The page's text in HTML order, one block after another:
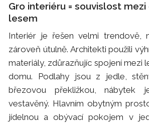
Gro interiéru = souvislost
lesem
Interiér je řešen velmi trendově,
zároveň útulně. Architekti použili
materiály, zdůrazňujíc spojení mezi
domu. Podlahy jsou z jedle,
březovou překližkou,
vestavěný. Hlavním obytným
jídelnou a obývací pokojem v